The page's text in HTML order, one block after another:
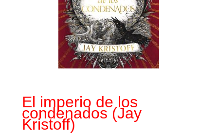
El imperio de los
condenados (Jay
Kristoff)